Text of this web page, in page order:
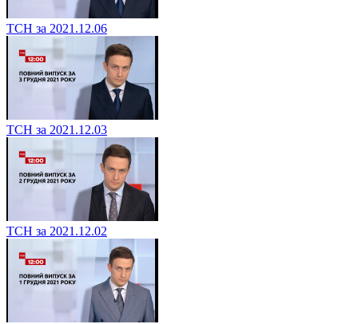
ТСН за 2021.12.06
ТСН за 2021.12.03
ТСН за 2021.12.02